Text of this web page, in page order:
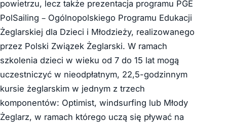
powietrzu, lecz także prezentacja programu PGE
PolSailing – Ogólnopolskiego Programu Edukacji
Żeglarskiej dla Dzieci i Młodzieży, realizowanego
przez Polski Związek Żeglarski. W ramach
szkolenia dzieci w wieku od 7 do 15 lat mogą
uczestniczyć w nieodpłatnym, 22,5-godzinnym
kursie żeglarskim w jednym z trzech
komponentów: Optimist, windsurfing lub Młody
Żeglarz, w ramach którego uczą się pływać na